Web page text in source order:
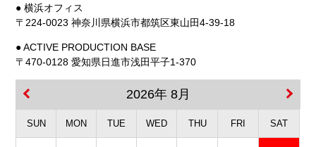
● 横浜オフィス
〒224-0023 神奈川県横浜市都筑区東山田4-39-18
● ACTIVE PRODUCTION BASE
〒470-0128 愛知県日進市浅田平子1-370
2026年 8月
SUN MON TUE WED THU FRI SAT